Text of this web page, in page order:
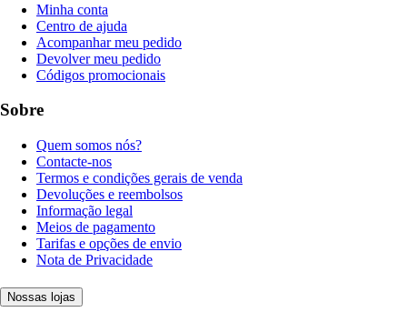
Minha conta
Centro de ajuda
Acompanhar meu pedido
Devolver meu pedido
Códigos promocionais
Sobre
Quem somos nós?
Contacte-nos
Termos e condições gerais de venda
Devoluções e reembolsos
Informação legal
Meios de pagamento
Tarifas e opções de envio
Nota de Privacidade
Nossas lojas